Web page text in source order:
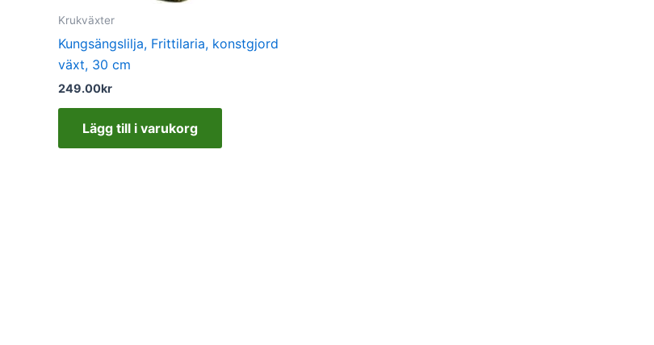
Krukväxter
Kungsängslilja, Frittilaria, konstgjord
växt, 30 cm
249.00kr
Lägg till i varukorg